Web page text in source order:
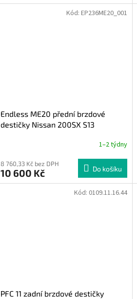
Endless ME20 přední brzdové
destičky Nissan 200SX S13
1–2 týdny
8 760,33 Kč bez DPH
10 600 Kč Do košíku
Kód: EP236ME20_001
PFC 11 zadní brzdové destičky
Kód: 0109.11.16.44